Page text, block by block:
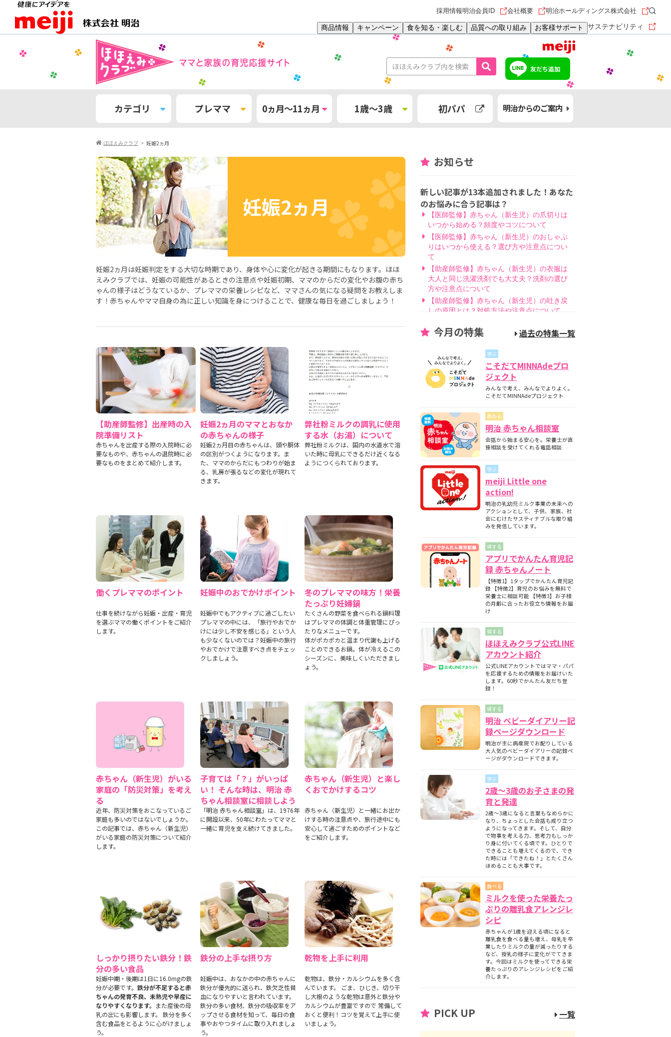
商品情報 キャンペーン 食を知る・楽しむ 品質への取り組み お客様サポート サステナビリティ
採用情報明治会員ID 会社概要 明治ホールディングス株式会社
友だち追加
カテゴリ プレママ 0ヵ月～11ヵ月 1歳～3歳 初パパ 明治からのご案内
ほほえみクラブ 妊娠2ヵ月
妊娠2ヵ月
妊娠2ヵ月は妊娠判定をする大切な時期であり、身体や心に変化が起きる期間にもなります。ほほ
えみクラブでは、妊娠の可能性があるときの注意点や妊娠初期、ママのからだの変化やお腹の赤ち
ゃんの様子はどうなているか、プレママの栄養レシピなど、ママさんの気になる疑問をお教えしま
す！赤ちゃんやママ自身の為に正しい知識を身につけることで、健康な毎日を過ごしましょう！
【助産師監修】出産時の入
院準備リスト
赤ちゃんを出産する際の入院時に必
要なものや、赤ちゃんの退院時に必
要なものをまとめて紹介します。
妊娠2ヵ月のママとおなか
の赤ちゃんの様子
妊娠2ヵ月目の赤ちゃんは、頭や胴体
の区別がつくようになります。ま
た、ママのからだにもつわりが始ま
る、乳房が張るなどの変化が現れて
きます。
弊社粉ミルクの調乳に使用
する水（お湯）について
弊社粉ミルクは、国内の水道水で溶
いた時に母乳にできるだけ近くなる
ようにつくられております。
働くプレママのポイント
仕事を続けながら妊娠・出産・育児
を選ぶママの働くポイントをご紹介
します。
妊娠中のおでかけポイント
妊娠中でもアクティブに過ごしたい
プレママの中には、「旅行やおでか
けには少し不安を感じる」という人
も少なくないのでは？妊娠中の旅行
やおでかけで注意すべき点をチェッ
クしましょう。
冬のプレママの味方！栄養
たっぷり妊婦鍋
たくさんの野菜を食べられる鍋料理
はプレママの体調と体重管理にぴっ
たりなメニューです。
体がポカポカと温まり代謝も上げる
ことのできるお鍋。体が冷えるこの
シーズンに、美味しくいただきまし
ょう。
赤ちゃん（新生児）がいる
家庭の「防災対策」を考え
る
近年、防災対策をおこなっているご
家庭も多いのではないでしょうか。
この記事では、赤ちゃん（新生児）
がいる家庭の防災対策について紹介
します。
子育ては「？」がいっぱ
い！ そんな時は、明治 赤
ちゃん相談室に相談しよう
「明治 赤ちゃん相談室」は、1976年
に開設以来、50年にわたってママと
一緒に育児を支え続けてきました。
赤ちゃん（新生児）と楽し
くおでかけするコツ
赤ちゃん（新生児）と一緒にお出か
けする時の注意点や、旅行途中にも
安心して過ごすためのポイントなど
をご紹介します。
しっかり摂りたい鉄分！鉄
分の多い食品
妊娠中期・後期は1日に16.0mgの鉄
分が必要です。 鉄分が不足すると赤
ちゃんの発育不良、未熟児や早産に
なりやすくなります。 また産後の母
乳の出にも影響します。 鉄分を多く
含む食品をとるように心がけましょ
う。
鉄分の上手な摂り方
妊娠中は、おなかの中の赤ちゃんに
鉄分が優先的に送られ、鉄欠乏性貧
血になりやすいと言われています。
鉄分の多い食材、鉄分の吸収率をア
ップさせる食材を知って、毎日の食
事やおやつタイムに取り入れましょ
う。
乾物を上手に利用
乾物は、鉄分・カルシウムを多く含
んでいます。 ごま、ひじき、切り干
し大根のような乾物は意外と鉄分や
カルシウムが豊富ですので 常備して
おくと便利！コツを覚えて上手に使
いましょう。
お知らせ
新しい記事が13本追加されました！あなた
のお悩みに合う記事は？
【医師監修】赤ちゃん（新生児）の爪切りは
いつから始める？頻度やコツについて
【医師監修】赤ちゃん（新生児）のおしゃぶ
りはいつから使える？選び方や注意点につい
て
【助産師監修】赤ちゃん（新生児）の衣服は
大人と同じ洗濯洗剤でも大丈夫？洗剤の選び
方や注意点について
【助産師監修】赤ちゃん（新生児）の吐き戻
しの原因とは？対処方法や注意点について
げ方とは？授乳方法やポイントについて
要？煮沸・電子レンジの違いも紹介
【医師監修】新生児の成長曲線とは？成長曲
線を下回るときの対策について
【医師監修】赤ちゃん（新生児）が便秘？原
因と家庭でできる解消方法、受診の目安につ
【助産師監修】離乳食の進め方とは？月齢
別・隔週のスケジュールやNG食材について
【助産師監修】離乳食はいつから始める？目
安時期と月齢別の離乳食の内容について
【医師監修】フォローアップミルクとは？母
乳やミルクとの違いについて
【看護師監修】フォローアップミルクはいつ
から始める？切り替えの目安と必要性を解説
【看護師監修】フォローアップミルクはいつ
まで飲ませる？タイミングの目安と注意点
今月の特集 過去の特集一覧
学ぶ
こそだてMINNAdeプロ
ジェクト
みんなで考え、みんなでよりよく。
こそだてMINNAdeプロジェクト
尋ねる
明治 赤ちゃん相談室
会話から始まる安心を。栄養士が直
接相談を受けてくれる電話相談
学ぶ
meiji Little one
action!
明治の乳幼児ミルク事業の未来への
アクションとして、子供、家族、社
会にむけたサスティナブルな取り組
みを発信しています。
得する
アプリでかんたん育児記
録 赤ちゃんノート
【特徴1】1タップでかんたん育児記
録 【特徴2】育児のお悩みを無料で
栄養士に相談可能 【特徴3】お子様
の月齢に合ったお役立ち情報をお届
け
得する
ほほえみクラブ公式LINE
アカウント紹介
公式LINEアカウントではママ・パパ
を応援するための情報をお届けいた
します。60秒でかんたん友だち登
録！
得する
明治 ベビーダイアリー記
録ページダウンロード
明治が主に病産院でお配りしている
大人気のベビーダイアリーの記録ペ
ージがダウンロードできます。
学ぶ
2歳～3歳のお子さまの発
育と発達
2歳～3歳になると言葉もなめらかに
なり、ちょっとした会話も成り立つ
ようになってきます。そして、自分
で物事を考える力、思考力もしっか
り身に付いてくる頃です。ひとりで
できることも増えてくるので、でき
た時には「できたね！」とたくさん
ほめることも大事です。
食べる
ミルクを使った栄養たっ
ぷりの離乳食アレンジレ
シピ
赤ちゃんが1歳を迎える頃になると
離乳食を食べる量も増え、母乳を卒
業したりミルクの量が減ったりする
など、授乳の様子に変化がでてきま
す。今回はミルクを使ってできる栄
養たっぷりのアレンジレシピをご紹
介します。
PICK UP 一覧